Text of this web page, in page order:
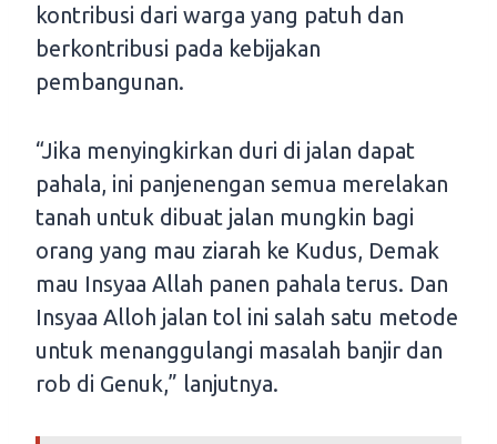
kontribusi dari warga yang patuh dan
berkontribusi pada kebijakan
pembangunan.
“Jika menyingkirkan duri di jalan dapat
pahala, ini panjenengan semua merelakan
tanah untuk dibuat jalan mungkin bagi
orang yang mau ziarah ke Kudus, Demak
mau Insyaa Allah panen pahala terus. Dan
Insyaa Alloh jalan tol ini salah satu metode
untuk menanggulangi masalah banjir dan
rob di Genuk,” lanjutnya.